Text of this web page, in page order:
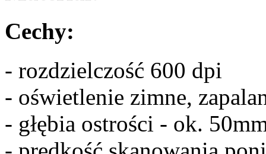
Cechy:
- rozdzielczość 600 dpi
- oświetlenie zimne,
- głębia ostrości - ok.